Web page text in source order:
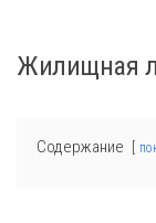
Жилищная
Содержание